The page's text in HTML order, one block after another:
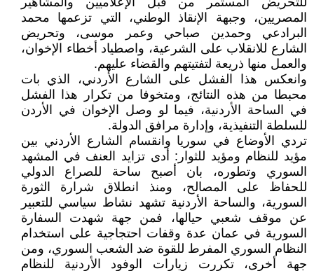
المصريين، وجبهة الإنقاذ الوطني، التي تزعمها محمد
البرادعي وحمدين صباحي وعمر موسى، وتحريض
الشارع للانقلاب على الشرعية، واصطياد أخطاء الإخوان،
والعمل منها ذريعة لتفتيتهم والقضاء عليهم.
وانعكس هذا الفشل على الشارع الأردني، الذي بات
محبطا من هذه النتائج، ومتخوفا من تكرار هذا الفشل
في الساحة الأردنية، فيما لو وصل الإخوان في الأردن
للسلطة التنفيذية، وإدارة مرافق الدولة.
تردي الأوضاع في سوريا وانقسام الشارع الأردني بين
مؤيد للنظام ومؤيد للثوار: أدى تزايد العنف في المشهد
السوري وتطوره، بان أصبح ساحة للصراع الدولي
للحفاظ على المصالح، ومنذ انطلاق شرارة الثورة
السورية، والساحة الأردنية تشهد نشاط سياسي للتعبير
عن موقف شعبي حيالها، فمن جهة شهدت السفارة
السورية في عمان عدة وقفات احتجاجية على استخدام
النظام السوري المفرط للقوة ضد الشعب السوري، ومن
جهة أخرى، تكررت زيارات الوفود الأردنية للنظام